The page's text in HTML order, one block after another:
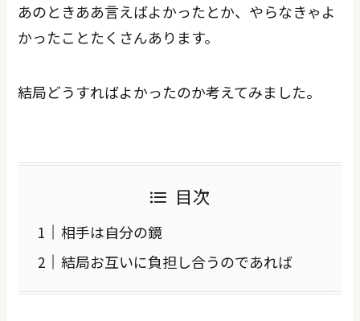
あのときああ言えばよかったとか、やらなきゃよ
かったことたくさんあります。
結局どうすればよかったのか考えてみました。
目次
相手は自分の鏡
結局お互いに負担し合うのであれば